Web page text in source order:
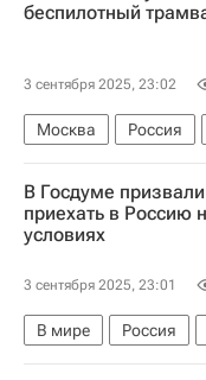
беспилотный
3 сентября 2025, 23:02
Москва Россия
Яндекс
В Госдуме
приехать в Россию
условиях
3 сентября 2025, 23:01
В мире Россия
Владимир Зеленский